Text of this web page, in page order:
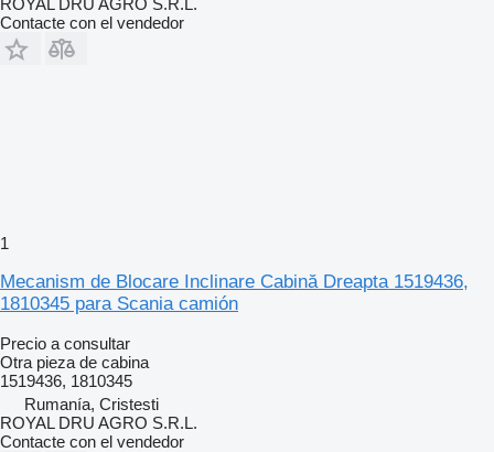
Contacte con el vendedor
1
Mecanism de Blocare Inclinare Cabină Dreapta 1519436,
1810345 para Scania camión
Precio a consultar
Otra pieza de cabina
1519436, 1810345
Rumanía, Cristesti
ROYAL DRU AGRO S.R.L.
Contacte con el vendedor